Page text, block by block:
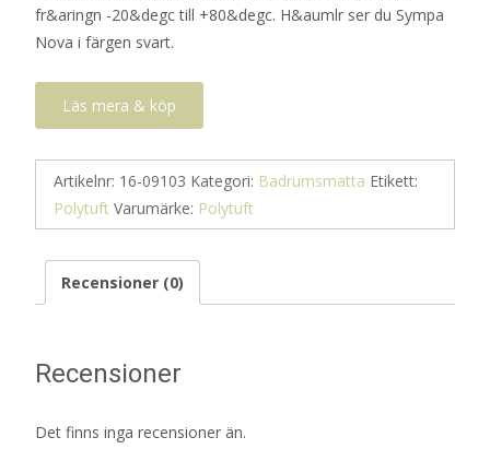
fr&aringn -20&degc till +80&degc. H&aumlr ser du Sympa
Nova i färgen svart.
Läs mera & köp
Artikelnr: 16-09103 Kategori: Badrumsmatta Etikett:
Polytuft Varumärke: Polytuft
Recensioner (0)
Recensioner
Det finns inga recensioner än.